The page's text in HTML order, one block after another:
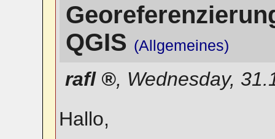
QGIS (Allgemeines)
rafl , Wednesday,
Hallo,